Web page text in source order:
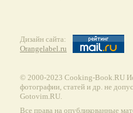
Дизайн сайта:
Orangelabel.ru
© 2000-2023 Сooking-Book.RU
фотографии, статей и др. не
Gotovim.RU.
Все права на опубликованные